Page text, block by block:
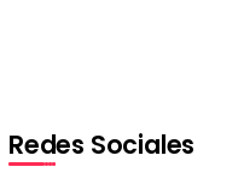
Redes Sociales